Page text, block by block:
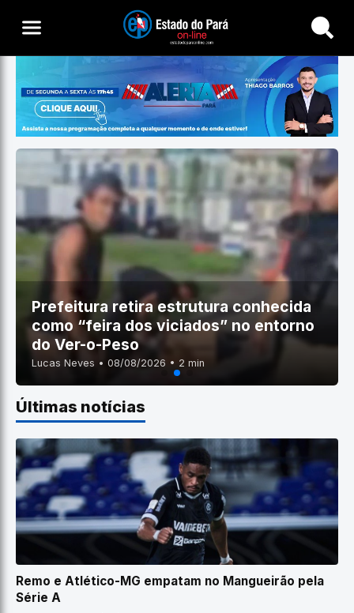
Buscar
Prefeitura retira estrutura conhecida
como “feira dos viciados” no entorno
do Ver-o-Peso
Lucas Neves • 08/08/2026 • 2 min
Últimas notícias
Remo e Atlético-MG empatam no Mangueirão pela
Série A